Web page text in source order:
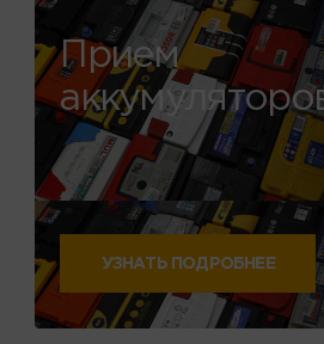
Прием
УЗНАТЬ ПОДРОБНЕЕ